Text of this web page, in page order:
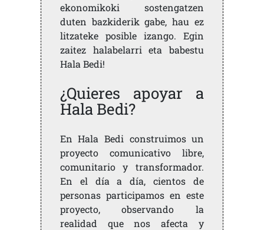
ekonomikoki sostengatzen
duten bazkiderik gabe, hau ez
litzateke posible izango. Egin
zaitez halabelarri eta babestu
Hala Bedi!
¿Quieres apoyar a
Hala Bedi?
En Hala Bedi construimos un
proyecto comunicativo libre,
comunitario y transformador.
En el día a día, cientos de
personas participamos en este
proyecto, observando la
realidad que nos afecta y